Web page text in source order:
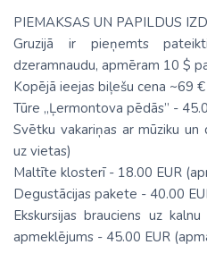
PIEMAKSAS UN PAPILDUS
Gruzijā ir pieņemts
dzeramnaudu, apmēram 10 $
Kopējā ieejas biļešu cena ~69 €
Tūre „Ļermontova pēdās” -
Svētku vakariņas ar mūziku
uz vietas)
Maltīte klosterī - 18.00 EUR
Degustācijas pakete - 40.00
Ekskursijas brauciens uz
apmeklējums - 45.00 EUR